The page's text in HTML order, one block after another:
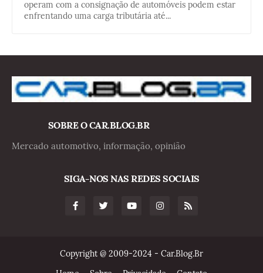
operam com a consignação de automóveis podem estar
enfrentando uma carga tributária até...
SOBRE O CAR.BLOG.BR
Mercado automotivo, informação, opinião
SIGA-NOS NAS REDES SOCIAIS
Copyright @ 2009-2024 - Car.Blog.Br